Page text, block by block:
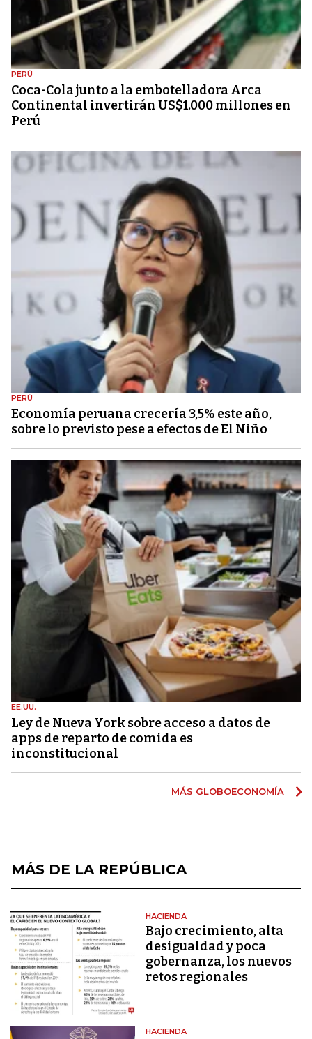
PERÚ
Coca-Cola junto a la embotelladora Arca
Continental invertirán US$1.000 millones en
Perú
PERÚ
Economía peruana crecería 3,5% este año,
sobre lo previsto pese a efectos de El Niño
EE.UU.
Ley de Nueva York sobre acceso a datos de
apps de reparto de comida es
inconstitucional
MÁS GLOBOECONOMÍA
MÁS DE LA REPÚBLICA
HACIENDA
Bajo crecimiento, alta
desigualdad y poca
gobernanza, los nuevos
retos regionales
HACIENDA